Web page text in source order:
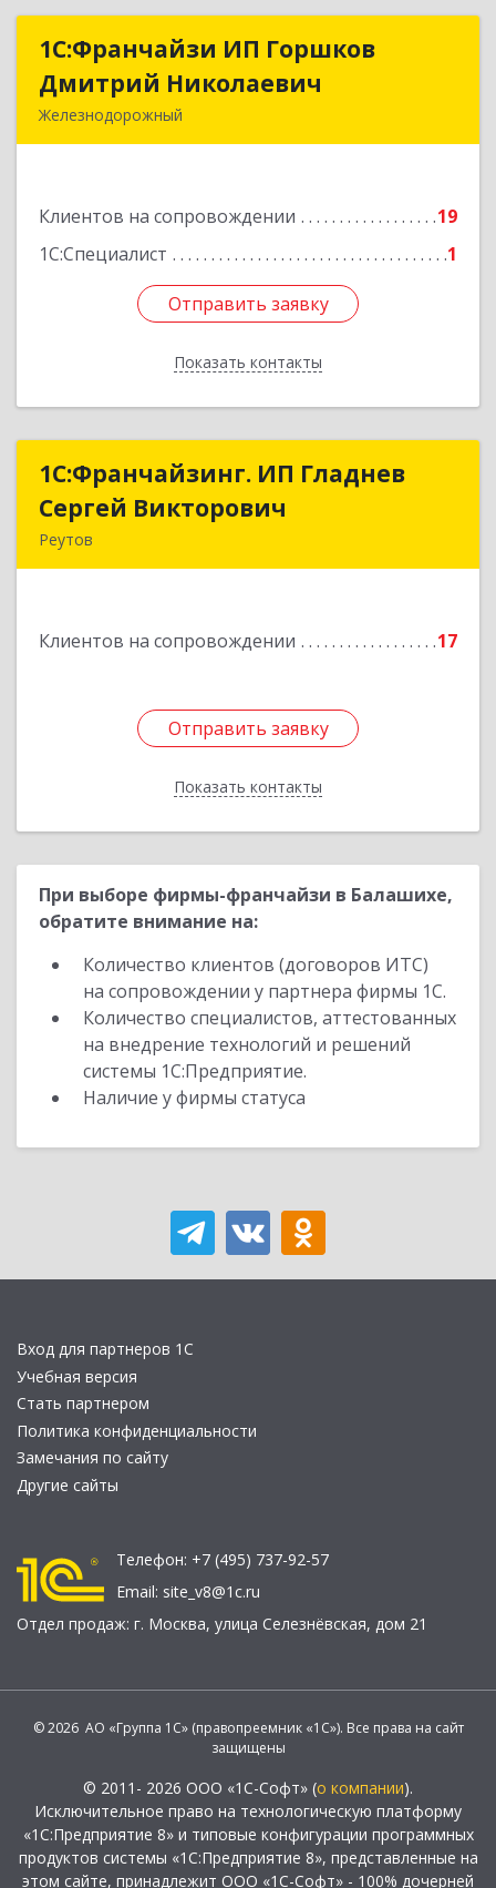
1С:Франчайзи ИП Горшков
Дмитрий Николаевич
Железнодорожный
Клиентов на сопровождении
19
1С:Специалист
1
Отправить заявку
Показать контакты
1С:Франчайзи ИП Горшков
Дмитрий Николаевич
Подробнее
Отправить заявку
Назад
1С:Франчайзинг. ИП Гладнев
Сергей Викторович
Реутов
Клиентов на сопровождении 17
Отправить заявку
Показать контакты
1С:Франчайзинг. ИП Гладнев
Сергей Викторович
Подробнее
Отправить заявку
Назад
При выборе фирмы-франчайзи в Балашихе,
обратите внимание на:
Количество клиентов (договоров ИТС)
на сопровождении у партнера фирмы 1С.
Количество специалистов, аттестованных
на внедрение технологий и решений
системы 1С:Предприятие.
Наличие у фирмы статуса
Вход для партнеров 1С
Учебная версия
Стать партнером
Политика конфиденциальности
Замечания по сайту
Другие сайты
Телефон: +7 (495) 737-92-57
Email: site_v8@1c.ru
Отдел продаж: г. Москва, улица Селезнёвская, дом 21
© 2026 АО «Группа 1С» (правопреемник «1С»). Все права на сайт
защищены
© 2011- 2026 ООО «1С-Софт» (о компании).
Исключительное право на технологическую платформу
«1С:Предприятие 8» и типовые конфигурации программных
продуктов системы «1С:Предприятие 8», представленные на
этом сайте, принадлежит ООО «1С-Софт» - 100% дочерней